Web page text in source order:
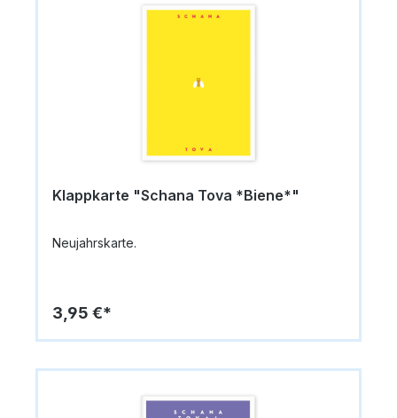
und besteht aus hochwertigem Papier (335 g/m²).
werden können.Format: 14,8 x 10,5 cm
(A6)Papiergewicht: 335 g/m²Innen: blanko für
Klappkarte "Schana Tova *Biene*"
Neujahrskarte.
3,95 €*